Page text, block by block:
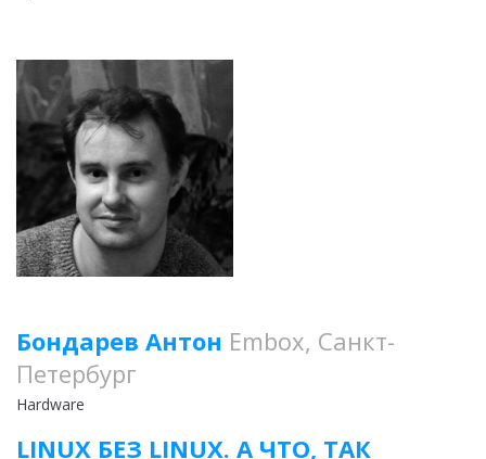
Бондарев Антон Embox, Санкт-
Петербург
Hardware
LINUX БЕЗ LINUX. А ЧТО, ТАК